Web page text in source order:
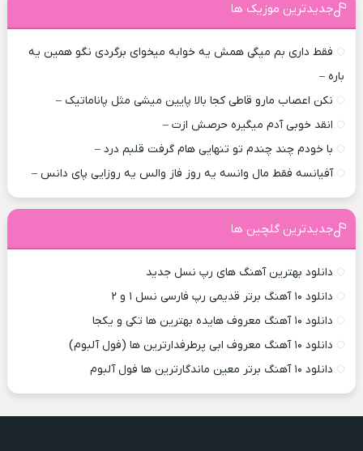
جدیدترین موزیک ها
فقط داری بم میگی همش یه خوابه میخوای برگردی نگو همین یه
باره –
نکن اعصاب مارو قاطی کجا بالا پایین میشی مثل پاناماتیک –
انقد خوبی آدم میگیره حرصش ازت –
با خودم چند چندم تو تنهایی هام گرفت قلبم درد –
آفیانسه فقط مال وانسه یه روز فاز والس یه روزایی پای دانس –
جدیدترین گلچین ها
دانلود بهترین آهنگ های رپ نسل جدید
دانلود ۱۰ آهنگ برتر قدیمی رپ فارسی نسل ۱ و ۲
دانلود ۱۰ آهنگ معروف هایده بهترین ها تکی و یکجا
دانلود ۱۰ آهنگ معروف ابی پرطرفدارترین ها (فول آلبوم)
دانلود ۱۰ آهنگ برتر معین ماندگارترین ها فول آلبوم